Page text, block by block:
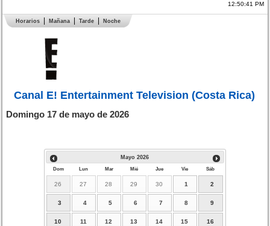
12:50:41 PM
Horarios Mañana Tarde Noche
Canal E! Entertainment Television (Costa Rica)
Domingo 17 de mayo de 2026
Mayo 2026
Dom Lun Mar Mié Jue Vie Sáb
26 27 28 29 30 1 2
3 4 5 6 7 8 9
10 11 12 13 14 15 16